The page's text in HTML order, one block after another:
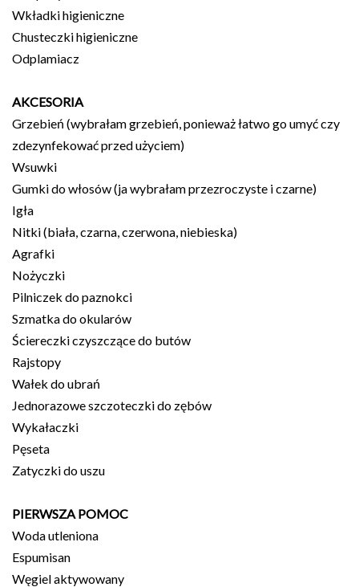
Wkładki higieniczne
Chusteczki higieniczne
Odplamiacz
AKCESORIA
Grzebień (wybrałam grzebień, ponieważ łatwo go umyć czy
zdezynfekować przed użyciem)
Wsuwki
Gumki do włosów (ja wybrałam przezroczyste i czarne)
Igła
Nitki (biała, czarna, czerwona, niebieska)
Agrafki
Nożyczki
Pilniczek do paznokci
Szmatka do okularów
Ściereczki czyszczące do butów
Rajstopy
Wałek do ubrań
Jednorazowe szczoteczki do zębów
Wykałaczki
Pęseta
Zatyczki do uszu
PIERWSZA POMOC
Woda utleniona
Espumisan
Węgiel aktywowany